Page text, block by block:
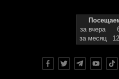
за вчера
за месяц